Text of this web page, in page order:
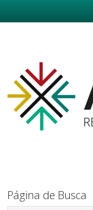
Página de Busca